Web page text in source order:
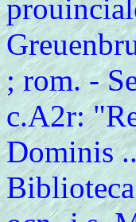
; rom. -
c.A2r:
Dominis